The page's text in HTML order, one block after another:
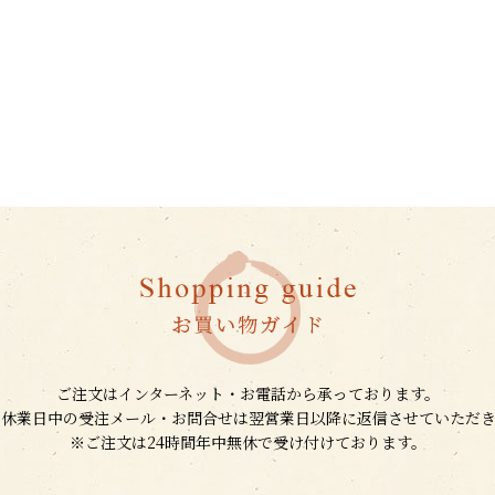
ご注文はインターネット・お電話から承っております。
業日中の受注メール・お問合せは翌営業日以降に返信させていただ
※ご注文は24時間年中無休で受け付けております。